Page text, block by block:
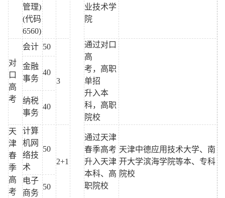
管理)
(代码
6560)
业技术学
院
对
口
高
考
会计 50
3
通过对口
高
考，高职
单招
升入本
科，高职
院校
金融
事务
40
纳税
事务
40
天
津
春
季
高
考
计算
机网
络技
术
50
2+1
通过天津
春季高考
升入天津
本科、高
职院校
天津中德应用技术大学、南
开大学滨海学院等本、专科
院校
电子
商务
50